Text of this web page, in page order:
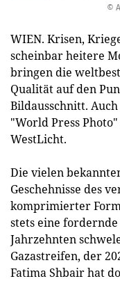
©
WIEN. Krisen,
scheinbar heitere
bringen die
Qualität auf den
Bildausschnitt.
"World Press
WestLicht.
Die vielen
Geschehnisse des
komprimierter
stets eine
Jahrzehnten
Gazastreifen, der
Fatima Shbair hat